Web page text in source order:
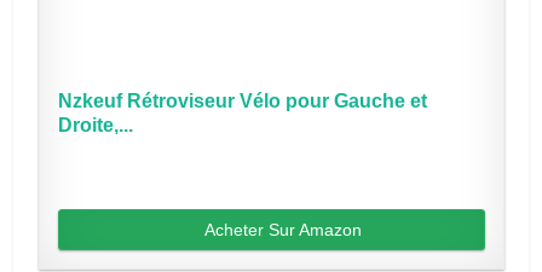
Nzkeuf Rétroviseur Vélo pour Gauche et
Droite,...
Acheter Sur Amazon